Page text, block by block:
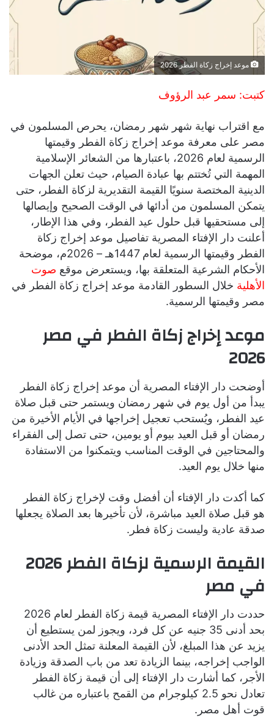
موعد إخراج زكاة الفطر 2026
كتبت: سمر عبد الرؤوف
مع اقتراب نهاية شهر شهر رمضان، يحرص المسلمون في
مصر على معرفة موعد إخراج زكاة الفطر وقيمتها
الرسمية لعام 2026، باعتبارها من الشعائر الإسلامية
المهمة التي تُختتم بها عبادة الصيام، حيث تعلن الجهات
الدينية المختصة سنويًا القيمة التقديرية لزكاة الفطر، حتى
يتمكن المسلمون من أدائها في الوقت الصحيح وإيصالها
إلى مستحقيها قبل حلول عيد الفطر، وفي هذا الإطار،
أعلنت دار الإفتاء المصرية تفاصيل موعد إخراج زكاة
الفطر وقيمتها الرسمية لعام 1447هـ – 2026م، موضحة
الأحكام الشرعية المتعلقة بها، ويستعرض موقع صوت
الأهلية خلال السطور القادمة موعد إخراج زكاة الفطر في
مصر وقيمتها الرسمية.
موعد إخراج زكاة الفطر في مصر
2026
أوضحت دار الإفتاء المصرية أن موعد إخراج زكاة الفطر
يبدأ من أول يوم في شهر رمضان ويستمر حتى قبل صلاة
عيد الفطر، ويُستحب تعجيل إخراجها في الأيام الأخيرة من
رمضان أو قبل العيد بيوم أو يومين، حتى تصل إلى الفقراء
والمحتاجين في الوقت المناسب ويتمكنوا من الاستفادة
منها خلال يوم العيد.
كما أكدت دار الإفتاء أن أفضل وقت لإخراج زكاة الفطر
هو قبل صلاة العيد مباشرة، لأن تأخيرها بعد الصلاة يجعلها
صدقة عادية وليست زكاة فطر.
القيمة الرسمية لزكاة الفطر 2026
في مصر
حددت دار الإفتاء المصرية قيمة زكاة الفطر لعام 2026
بحد أدنى 35 جنيه عن كل فرد، ويجوز لمن يستطيع أن
يزيد عن هذا المبلغ، لأن القيمة المعلنة تمثل الحد الأدنى
الواجب إخراجه، بينما الزيادة تعد من باب الصدقة وزيادة
الأجر، كما أشارت دار الإفتاء إلى أن قيمة زكاة الفطر
تعادل نحو 2.5 كيلوجرام من القمح باعتباره من غالب
قوت أهل مصر.